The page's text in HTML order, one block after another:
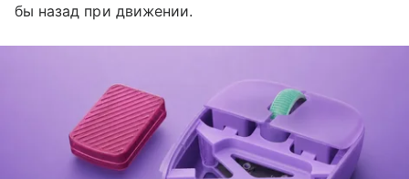
бы назад при движении.